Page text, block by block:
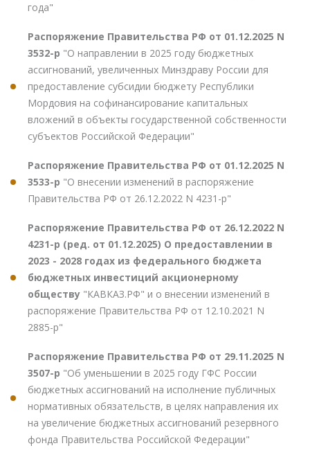
года"
Распоряжение Правительства РФ от 01.12.2025 N
3532-р "О направлении в 2025 году бюджетных
ассигнований, увеличенных Минздраву России для
предоставление субсидии бюджету Республики
Мордовия на софинансирование капитальных
вложений в объекты государственной собственности
субъектов Российской Федерации"
Распоряжение Правительства РФ от 01.12.2025 N
3533-р "О внесении изменений в распоряжение
Правительства РФ от 26.12.2022 N 4231-р"
Распоряжение Правительства РФ от 26.12.2022 N
4231-р (ред. от 01.12.2025) О предоставлении в
2023 - 2028 годах из федерального бюджета
бюджетных инвестиций акционерному
обществу "КАВКАЗ.РФ" и о внесении изменений в
распоряжение Правительства РФ от 12.10.2021 N
2885-р"
Распоряжение Правительства РФ от 29.11.2025 N
3507-р "Об уменьшении в 2025 году ГФС России
бюджетных ассигнований на исполнение публичных
нормативных обязательств, в целях направления их
на увеличение бюджетных ассигнований резервного
фонда Правительства Российской Федерации"